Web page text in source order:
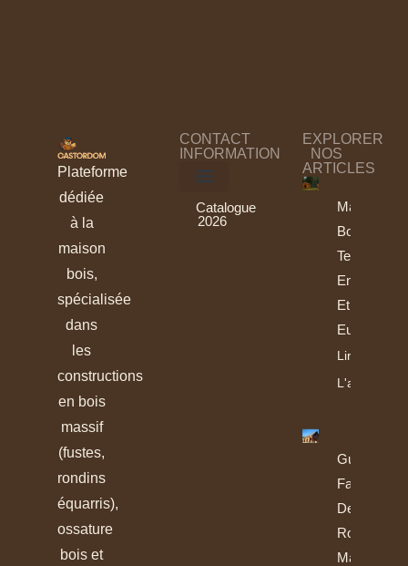
Plateforme
dédiée
à la
maison
bois,
spécialisée
dans
les
constructions
en bois
massif
(fustes,
rondins
équarris),
ossature
bois et
CONTACT
INFORMATION
Catalogue
2026
EXPLORER
NOS
ARTICLES
Maisons
Bois :
Tendances
En France
Et En
Europe
Lire
L'article
Guide De
Fabrication
Des
Rondins Et
Madriers